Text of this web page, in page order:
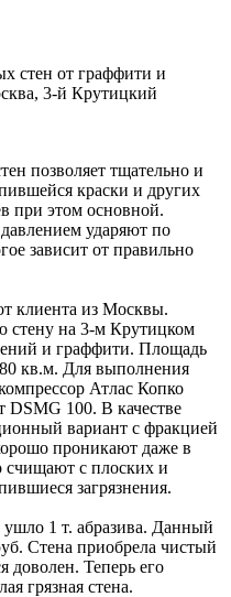
стен от граффити и
3-й Крутицкий
позволяет тщательно и
краски и других
при этом основной.
ударяют по
зависит от правильно
клиента из Москвы.
стену на 3-м Крутицком
и граффити. Площадь
кв.м. Для выполнения
Атлас Копко
100. В качестве
вариант с фракцией
проникают даже в
счищают с плоских и
загрязнения.
ушло 1 т. абразива. Данный
Стена приобрела чистый
доволен. Теперь его
грязная стена.